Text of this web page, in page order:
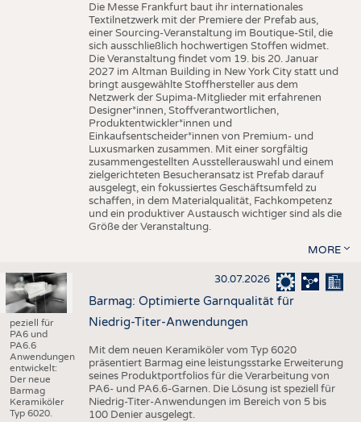
Die Messe Frankfurt baut ihr internationales
Textilnetzwerk mit der Premiere der Prefab aus,
einer Sourcing-Veranstaltung im Boutique-Stil, die
sich ausschließlich hochwertigen Stoffen widmet.
Die Veranstaltung findet vom 19. bis 20. Januar
2027 im Altman Building in New York City statt und
bringt ausgewählte Stoffhersteller aus dem
Netzwerk der Supima-Mitglieder mit erfahrenen
Designer*innen, Stoffverantwortlichen,
Produktentwickler*innen und
Einkaufsentscheider*innen von Premium- und
Luxusmarken zusammen. Mit einer sorgfältig
zusammengestellten Ausstellerauswahl und einem
zielgerichteten Besucheransatz ist Prefab darauf
ausgelegt, ein fokussiertes Geschäftsumfeld zu
schaffen, in dem Materialqualität, Fachkompetenz
und ein produktiver Austausch wichtiger sind als die
Größe der Veranstaltung.
MORE
peziell für
PA6 und
PA6.6
Anwendungen
entwickelt:
Der neue
Barmag
Keramiköler
Typ 6020.
30.07.2026
Barmag: Optimierte Garnqualität für
Niedrig-Titer-Anwendungen
Mit dem neuen Keramiköler vom Typ 6020
präsentiert Barmag eine leistungsstarke Erweiterung
seines Produktportfolios für die Verarbeitung von
PA6- und PA6.6-Garnen. Die Lösung ist speziell für
Niedrig-Titer-Anwendungen im Bereich von 5 bis
100 Denier ausgelegt.